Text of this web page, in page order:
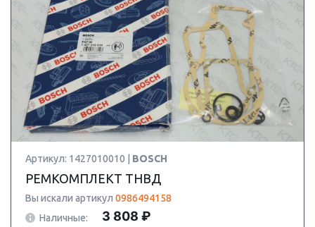
Артикул: 1427010010 | BOSCH
РЕМКОМПЛЕКТ ТНВД
Вы искали артикул 0986494158
Наличные:
3 808 ₽